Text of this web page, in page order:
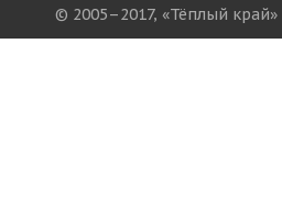
© 2005–2017, «Тёплый край»